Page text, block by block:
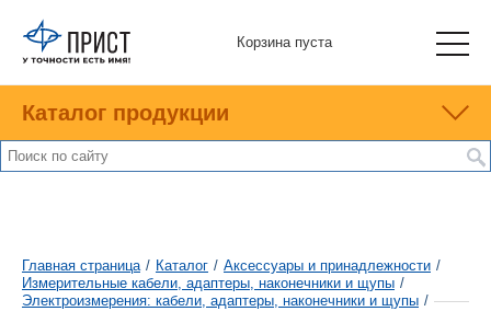
Корзина пуста
Каталог продукции
Главная страница / Каталог / Аксессуары и принадлежности /
Измерительные кабели, адаптеры, наконечники и щупы /
Электроизмерения: кабели, адаптеры, наконечники и щупы /